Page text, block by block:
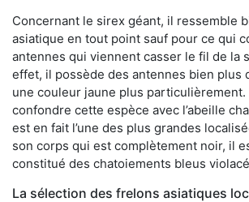
Concernant le sirex géant, il ressemble
asiatique en tout point sauf pour ce qui
antennes qui viennent casser le fil de la
effet, il possède des antennes bien plus
une couleur jaune plus particulièrement.
confondre cette espèce avec l’abeille
est en fait l’une des plus grandes
son corps qui est complètement noir, il
constitué des chatoiements bleus
La sélection des frelons asiatiques